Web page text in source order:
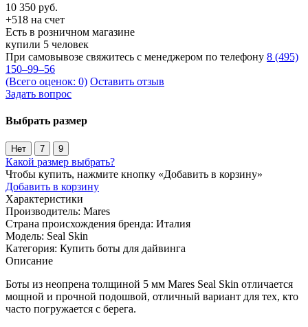
10 350 руб.
+518 на счет
Есть в розничном магазине
купили 5 человек
При самовывозе свяжитесь с менеджером по телефону 8 (495)
150–99–56
(Всего оценок: 0) Оставить отзыв
Задать вопрос
Выбрать размер
Нет 7 9
Какой размер выбрать?
Чтобы купить, нажмите кнопку «Добавить в корзину»
Добавить в корзину
Характеристики
Производитель: Mares
Страна происхождения бренда: Италия
Модель: Seal Skin
Категория: Купить боты для дайвинга
Описание
Боты из неопрена толщиной 5 мм Mares Seal Skin отличается
мощной и прочной подошвой, отличный вариант для тех, кто
часто погружается с берега.